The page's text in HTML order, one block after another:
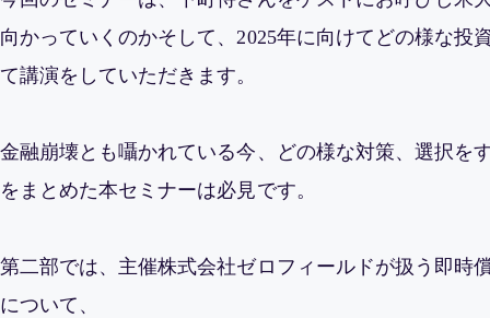
向かっていくのかそして、2025年に向けてどの様な投
て講演をしていただきます。
金融崩壊とも囁かれている今、どの様な対策、選択を
をまとめた本セミナーは必見です。
第二部では、主催株式会社ゼロフィールドが扱う即時
について、